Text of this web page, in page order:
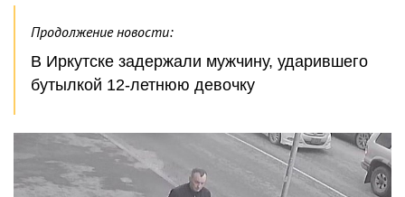
Продолжение новости:
В Иркутске задержали мужчину, ударившего
бутылкой 12-летнюю девочку